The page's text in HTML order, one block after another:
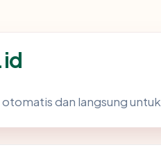
dan langsung untuk